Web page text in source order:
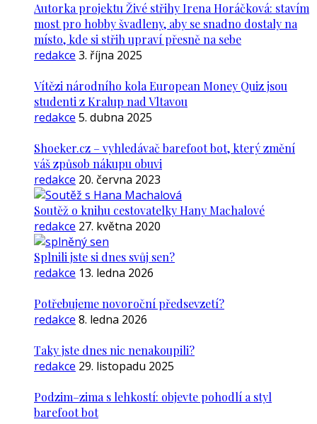
Autorka projektu Živé střihy Irena Horáčková: stavím
most pro hobby švadleny, aby se snadno dostaly na
místo, kde si střih upraví přesně na sebe
redakce 3. října 2025
Vítězi národního kola European Money Quiz jsou
studenti z Kralup nad Vltavou
redakce 5. dubna 2025
Shoeker.cz – vyhledávač barefoot bot, který změní
váš způsob nákupu obuvi
redakce 20. června 2023
Soutěž o knihu cestovatelky Hany Machalové
redakce 27. května 2020
Splnili jste si dnes svůj sen?
redakce 13. ledna 2026
Potřebujeme novoroční předsevzetí?
redakce 8. ledna 2026
Taky jste dnes nic nenakoupili?
redakce 29. listopadu 2025
Podzim–zima s lehkostí: objevte pohodlí a styl
barefoot bot